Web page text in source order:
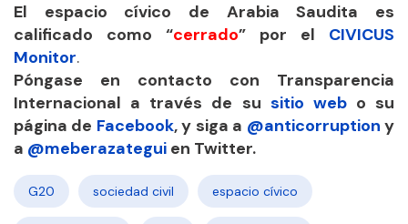
El espacio cívico de Arabia Saudita es
calificado como “cerrado” por el CIVICUS
Monitor.
Póngase en contacto con Transparencia
Internacional a través de su sitio webo su
página de Facebook, y siga a @anticorruption y
a @meberazategui en Twitter.
G20 sociedad civil espacio cívico